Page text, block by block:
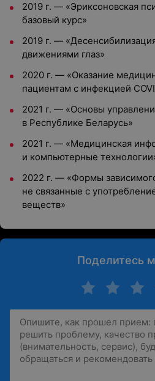
2019 г. — «Эриксоновская
базовый курс»
2019 г. —
движениями глаз»
2020 г. — «Оказание
пациентам с инфекцией
2021 г. — «Основы
в Республике Беларусь»
2021 г. — «Медицинская
и компьютерные
2022 г. — «Формы
не связанные с
веществ»
Поделитесь